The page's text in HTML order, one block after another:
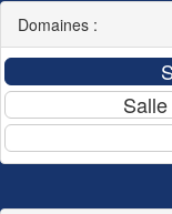
Domaines :